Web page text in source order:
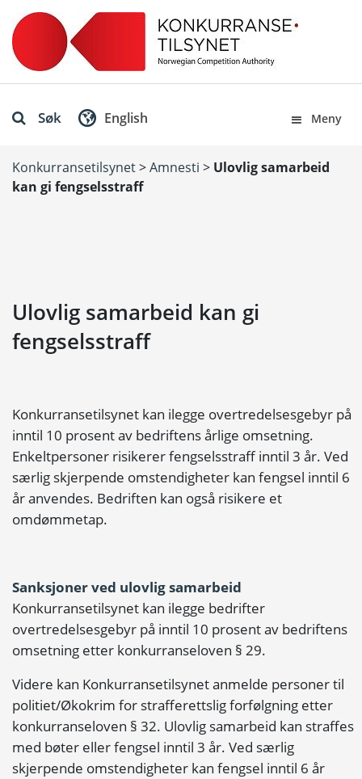
Søk Meny
English
Konkurransetilsynet>Amnesti > Ulovlig samarbeid
kan gi fengselsstraff
Ulovlig samarbeid kan gi
fengselsstraff
Konkurransetilsynet kan ilegge overtredelsesgebyr på
inntil 10 prosent av bedriftens årlige omsetning.
Enkeltpersoner risikerer fengselsstraff inntil 3 år. Ved
særlig skjerpende omstendigheter kan fengsel inntil 6
år anvendes. Bedriften kan også risikere et
omdømmetap.
Sanksjoner ved ulovlig samarbeid
Konkurransetilsynet kan ilegge bedrifter
overtredelsesgebyr på inntil 10 prosent av bedriftens
omsetning etter konkurranseloven § 29.
Videre kan Konkurransetilsynet anmelde personer til
politiet/Økokrim for strafferettslig forfølgning etter
konkurranseloven § 32. Ulovlig samarbeid kan straffes
med bøter eller fengsel inntil 3 år. Ved særlig
skjerpende omstendigheter kan fengsel inntil 6 år